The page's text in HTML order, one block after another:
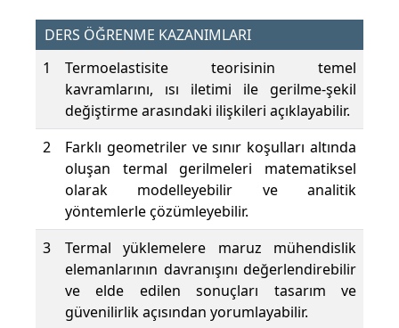
DERS ÖĞRENME KAZANIMLARI
1
Termoelastisite teorisinin temel
kavramlarını, ısı iletimi ile gerilme-şekil
değiştirme arasındaki ilişkileri açıklayabilir.
2
Farklı geometriler ve sınır koşulları altında
oluşan termal gerilmeleri matematiksel
olarak modelleyebilir ve analitik
yöntemlerle çözümleyebilir.
3
Termal yüklemelere maruz mühendislik
elemanlarının davranışını değerlendirebilir
ve elde edilen sonuçları tasarım ve
güvenilirlik açısından yorumlayabilir.